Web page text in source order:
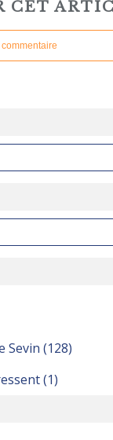
CET
Sevin (128)
(1)